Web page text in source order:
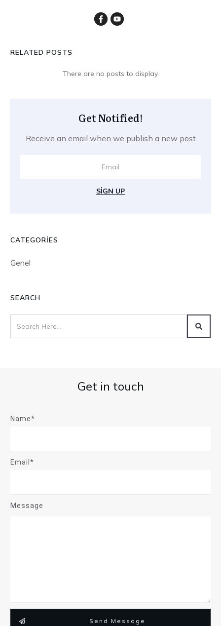
RELATED POSTS
Get Notified!
Receive an email when we publish a new post
SIGN UP
CATEGORIES
Genel
SEARCH
Get in touch
Name*
Email*
Message
Send Message